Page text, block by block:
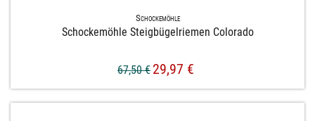
Schockemöhle
Schockemöhle Steigbügelriemen Colorado
67,50 € 29,97 €